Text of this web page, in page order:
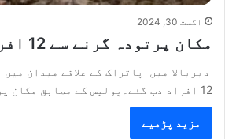
اگست 30, 2024
مکان پرتودہ گرنے سے 12 افراد جاں بحق
دیربالا میں پاتراک کے علاقے میدان
12 افراد دب گئے۔پولیس کے مطابق مکان پر تودہ…
مزید پڑھیے